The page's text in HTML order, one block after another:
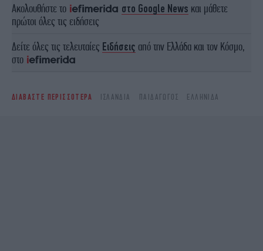
Ακολουθήστε το στο Google News και μάθετε
πρώτοι όλες τις ειδήσεις
Δείτε όλες τις τελευταίες Ειδήσεις από την Ελλάδα και τον Κόσμο,
στο
ΔΙΑΒΑΣΤΕ ΠΕΡΙΣΣΟΤΕΡΑ ΙΣΛΑΝΔΊΑ ΠΑΙΔΑΓΩΓΌΣ ΕΛΛΗΝΊΔΑ